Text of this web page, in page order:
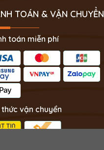
TOÁN & VẬN CHUYỂN
toán miễn phí
thức vận chuyển